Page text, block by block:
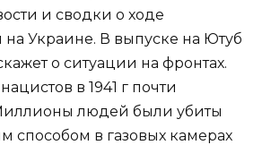
и сводки о ходе
Украине. В выпуске на Ютуб
о ситуации на фронтах.
в 1941 г почти
людей были убиты
в газовых камерах